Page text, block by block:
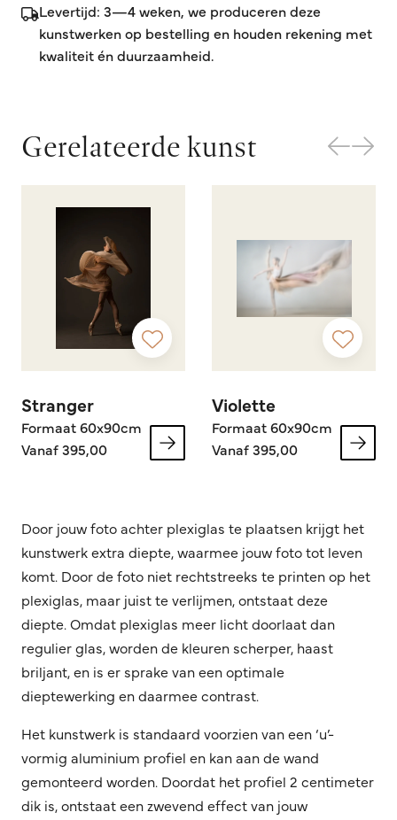
Levertijd: 3—4 weken, we produceren deze
kunstwerken op bestelling en houden rekening met
kwaliteit én duurzaamheid.
Gerelateerde kunst
Stranger
Formaat 60x90cm
Vanaf 395,00
Violette
Formaat 60x90cm
Vanaf 395,00
Door jouw foto achter plexiglas te plaatsen krijgt het
kunstwerk extra diepte, waarmee jouw foto tot leven
komt. Door de foto niet rechtstreeks te printen op het
plexiglas, maar juist te verlijmen, ontstaat deze
diepte. Omdat plexiglas meer licht doorlaat dan
regulier glas, worden de kleuren scherper, haast
briljant, en is er sprake van een optimale
dieptewerking en daarmee contrast.
Het kunstwerk is standaard voorzien van een ‘u’-
vormig aluminium profiel en kan aan de wand
gemonteerd worden. Doordat het profiel 2 centimeter
dik is, ontstaat een zwevend effect van jouw